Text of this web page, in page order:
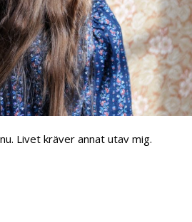
Livet kräver annat utav mig.